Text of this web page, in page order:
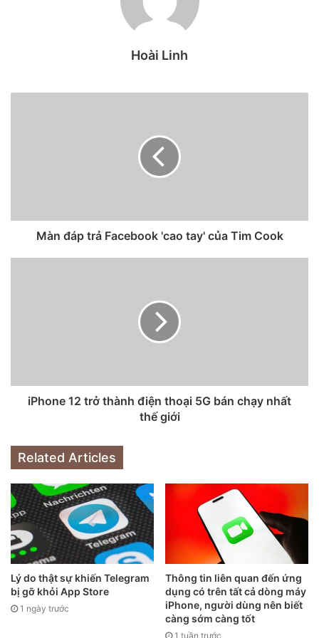
nghiệp nhỏ. Facebook còn đăng quảng cáo toàn trang trên
Times và The Washington Post, để chỉ trích Apple.
điểm của một loạt các sự kiện bắt đầu từ nhiều năm trước.
Cách Facebook phát triển nhanh chóng và phá vỡ mọi
những thứ xung quanh, nếu không tức là bạn chưa đi đủ
“Đi nhanh và phá vỡ mọi thứ” là phương châm của
Facebook trong nhiều năm. Phương châm này được đặt ra
cho các nhà quản lý và thiết kế tại Facebook, nhưng cũng
trở thành một phần trong ADN của công ty.
Đúng là Facebook đã phát triển rất nhanh chóng, và cũng
phá vỡ không ít thứ.
Hoài Linh
Màn đáp trả Facebook 'cao tay' của Tim Cook
iPhone 12 trở thành điện thoại 5G bán chạy nhất
thế giới
Related Articles
Lý do thật sự khiến Telegram
bị gỡ khỏi App Store
1 ngày trước
Thông tin liên quan đến ứng
dụng có trên tất cả dòng máy
iPhone, người dùng nên biết
càng sớm càng tốt
1 tuần trước